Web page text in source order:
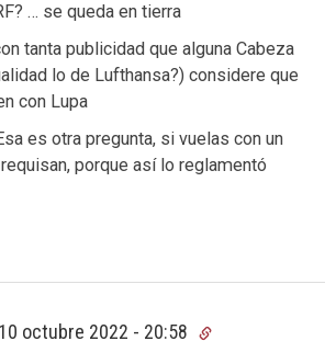
… se queda en tierra
tanta publicidad que alguna Cabeza
lo de Lufthansa?) considere que
con Lupa
es otra pregunta, si vuelas con un
porque así lo reglamentó
10 octubre 2022 - 20:58